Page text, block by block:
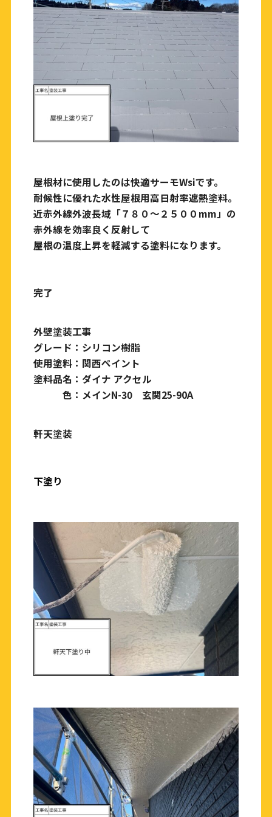
屋根材に使用したのは快適サーモWsiです。
耐候性に優れた水性屋根用高日射率遮熱塗料。
近赤外線外波長域「７８０〜２５００mm」の
赤外線を効率良く反射して
屋根の温度上昇を軽減する塗料になります。
完了
外壁塗装工事
グレード：シリコン樹脂
使用塗料：関西ペイント
塗料品名：ダイナ アクセル
色：メインN-30 玄関25-90A
軒天塗装
下塗り